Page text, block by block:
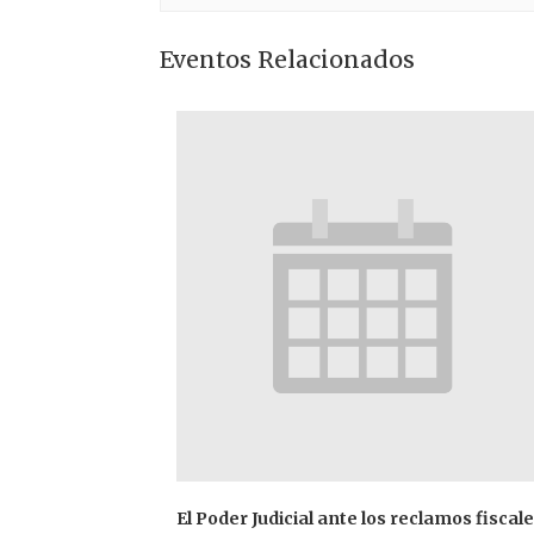
Eventos Relacionados
El Poder Judicial ante los reclamos